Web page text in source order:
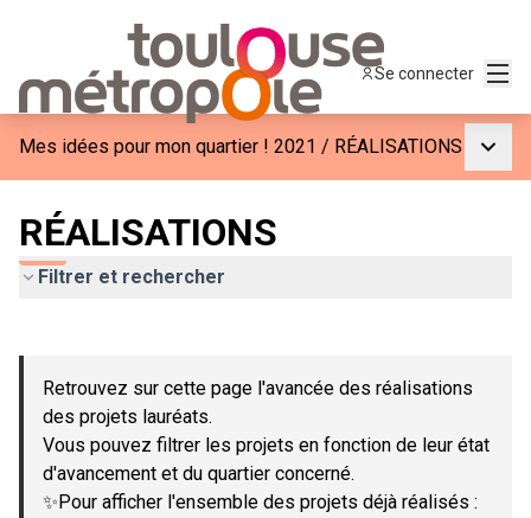
Se connecter
Mes idées pour mon quartier ! 2021 / RÉALISATIONS
RÉALISATIONS
Filtrer et rechercher
−
Retrouvez sur cette page l'avancée des réalisations
des projets lauréats.
Vous pouvez filtrer les projets en fonction de leur état
d'avancement et du quartier concerné.
✨Pour afficher l'ensemble des projets déjà réalisés :